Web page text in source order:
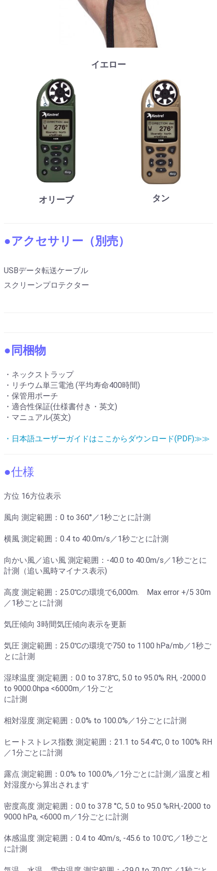
イエロー
オリーブ タン
●アクセサリー（別売）
USBデータ転送ケーブル
スクリーンプロテクター
●同梱物
・ネックストラップ
・リチウム単三電池 (平均寿命400時間)
・保管用ポーチ
・適合性保証(仕様書付き・英文)
・マニュアル(英文)
・日本語ユーザーガイドはここからダウンロード(PDF)≫≫
●仕様
方位 16方位表示
風向 測定範囲：0 to 360°／1秒ごとに計測
横風 測定範囲：0.4 to 40.0m/s／1秒ごとに計測
向かい風／追い風 測定範囲：-40.0 to 40.0m/s／1秒ごとに
計測（追い風時マイナス表示)
高度 測定範囲：25.0℃の環境で6,000m. Max error +/5 30m
／1秒ごとに計測
気圧傾向 3時間気圧傾向表示を更新
気圧 測定範囲：25.0℃の環境で750 to 1100 hPa/mb／1秒ご
とに計測
湿球温度 測定範囲：0.0 to 37.8℃, 5.0 to 95.0% RH, -2000.0
to 9000.0hpa <6000m／1分ごと
に計測
相対湿度 測定範囲：0.0% to 100.0%／1分ごとに計測
ヒートストレス指数 測定範囲：21.1 to 54.4℃, 0 to 100% RH
／1分ごとに計測
露点 測定範囲：0.0% to 100.0%／1分ごとに計測／温度と相
対湿度から算出されます
密度高度 測定範囲：0.0 to 37.8 °C, 5.0 to 95.0 %RH,-2000 to
9000 hPa, <6000 m／1分ごとに計測
体感温度 測定範囲：0.4 to 40m/s, -45.6 to 10.0℃／1秒ごと
に計測